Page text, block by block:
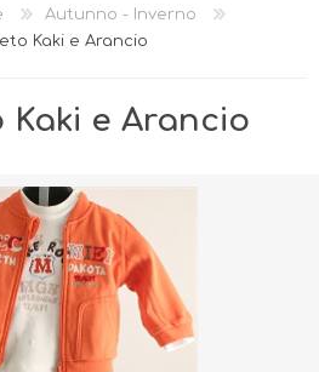
Autunno - Inverno
Kaki e Arancio
Kaki e Arancio